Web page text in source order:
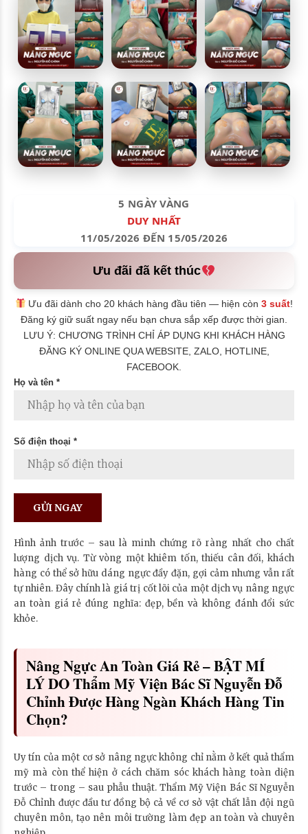
5 NGÀY VÀNG
DUY NHẤT
11/05/2026 ĐẾN 15/05/2026
Ưu đãi đã kết thúc
Ưu đãi dành cho 20 khách hàng đầu tiên — hiện còn3 suất!
Đăng ký giữ suất ngay nếu bạn chưa sắp xếp được thời gian.
LƯU Ý: CHƯƠNG TRÌNH CHỈ ÁP DỤNG KHI KHÁCH HÀNG
ĐĂNG KÝ ONLINE QUA WEBSITE, ZALO, HOTLINE,
FACEBOOK.
Họ và tên *
Số điện thoại *
Hình ảnh trước – sau là minh chứng rõ ràng nhất cho chất
lượng dịch vụ. Từ vòng một khiêm tốn, thiếu cân đối, khách
hàng có thể sở hữu dáng ngực đầy đặn, gợi cảm nhưng vẫn rất
tự nhiên. Đây chính là giá trị cốt lõi của một dịch vụ nâng ngực
an toàn giá rẻ đúng nghĩa: đẹp, bền và không đánh đổi sức
khỏe.
Nâng Ngực An Toàn Giá Rẻ – BẬT MÍ
LÝ DO Thẩm Mỹ Viện Bác Sĩ Nguyễn Đỗ
Chỉnh Được Hàng Ngàn Khách Hàng Tin
Chọn?
Uy tín của một cơ sở nâng ngực không chỉ nằm ở kết quả thẩm
mỹ mà còn thể hiện ở cách chăm sóc khách hàng toàn diện
trước – trong – sau phẫu thuật. Thẩm Mỹ Viện Bác Sĩ Nguyễn
Đỗ Chỉnh được đầu tư đồng bộ cả về cơ sở vật chất lẫn đội ngũ
chuyên môn, tạo nên môi trường làm đẹp an toàn và chuyên